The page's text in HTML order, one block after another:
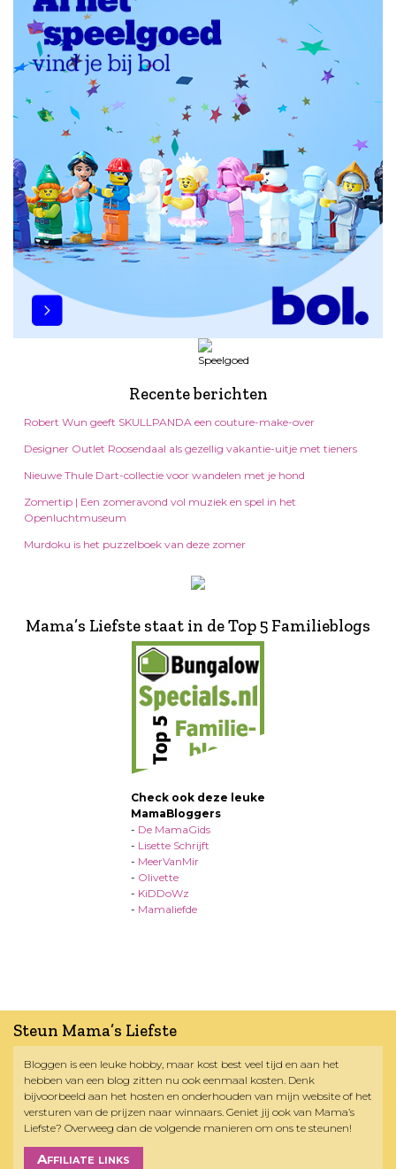
Recente berichten
Robert Wun geeft SKULLPANDA een couture-make-over
Designer Outlet Roosendaal als gezellig vakantie-uitje met tieners
Nieuwe Thule Dart-collectie voor wandelen met je hond
Zomertip | Een zomeravond vol muziek en spel in het
Openluchtmuseum
Murdoku is het puzzelboek van deze zomer
Mama’s Liefste staat in de Top 5 Familieblogs
Check ook deze leuke
MamaBloggers
- De MamaGids
- Lisette Schrijft
- MeerVanMir
- Olivette
- KiDDoWz
- Mamaliefde
Steun Mama’s Liefste
Bloggen is een leuke hobby, maar kost best veel tijd en aan het
hebben van een blog zitten nu ook eenmaal kosten. Denk
bijvoorbeeld aan het hosten en onderhouden van mijn website of het
versturen van de prijzen naar winnaars. Geniet jij ook van Mama’s
Liefste? Overweeg dan de volgende manieren om ons te steunen!
Affiliate links